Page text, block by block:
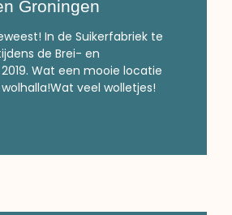
Groningen
In de Suikerfabriek te
de Brei- en
Wat een mooie locatie
veel wolletjes!